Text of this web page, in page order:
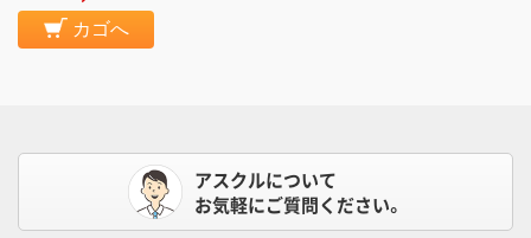
カゴへ
アスクルについて
お気軽にご質問ください。